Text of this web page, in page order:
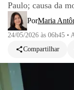
Paulo; causa da
PorMaria
24/05/2026 às 06h45 •
Compartilhar